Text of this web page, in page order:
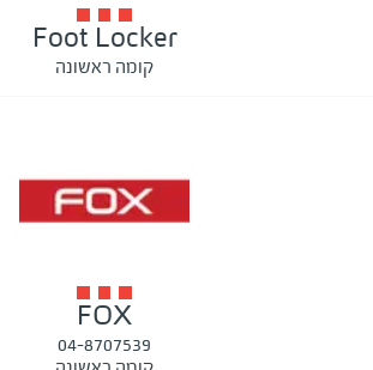
Foot Locker
קומה ראשונה
FOX
04-8707539